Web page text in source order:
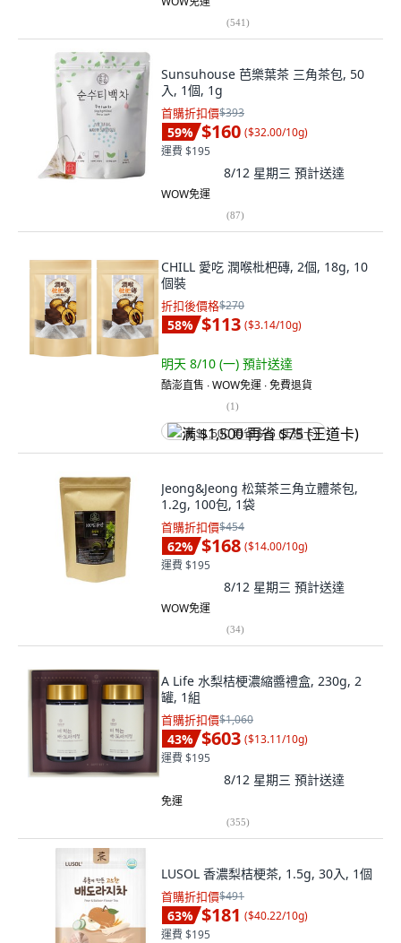
(541)
Sunsuhouse 芭樂葉茶 三角茶包, 50
入, 1個, 1g
首購折扣價$393
59% $160 ($32.00/10g)
運費 $195
8/12 星期三 預計送達
WOW免運
(87)
CHILL 愛吃 潤喉枇杷磚, 2個, 18g, 10
個裝
折扣後價格$270
58% $113 ($3.14/10g)
明天 8/10 (一) 預計送達
酷澎直售 ∙ WOW免運 ∙ 免費退貨
(1)
满 $1,500 再省 $75 (王道卡)
Jeong&Jeong 松葉茶三角立體茶包,
1.2g, 100包, 1袋
首購折扣價$454
62% $168 ($14.00/10g)
運費 $195
8/12 星期三 預計送達
WOW免運
(34)
A Life 水梨桔梗濃縮醬禮盒, 230g, 2
罐, 1組
首購折扣價$1,060
43% $603 ($13.11/10g)
運費 $195
8/12 星期三 預計送達
免運
(355)
LUSOL 香濃梨桔梗茶, 1.5g, 30入, 1個
首購折扣價$491
63% $181 ($40.22/10g)
運費 $195